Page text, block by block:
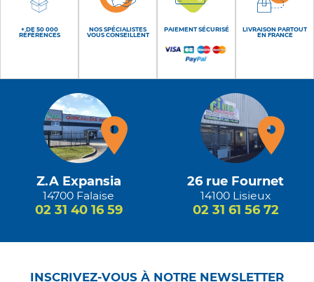
+ DE 50 000
RÉFÉRENCES
NOS SPÉCIALISTES
VOUS CONSEILLENT
PAIEMENT SÉCURISÉ
LIVRAISON PARTOUT
EN FRANCE
Z.A Expansia
14700 Falaise
02 31 40 16 59
26 rue Fournet
14100 Lisieux
02 31 61 56 72
INSCRIVEZ-VOUS À NOTRE NEWSLETTER